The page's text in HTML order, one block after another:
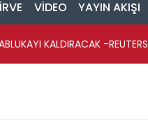
VİDEO YAYIN AKIŞI
KALDIRACAK -REUTERS